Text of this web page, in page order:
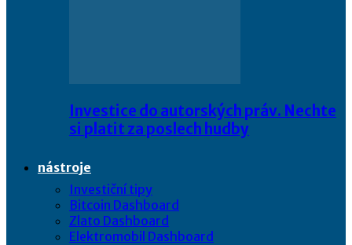
Investice do autorských práv. Nechte
si platit za poslech hudby
nástroje
Investiční tipy
Bitcoin Dashboard
Zlato Dashboard
Elektromobil Dashboard